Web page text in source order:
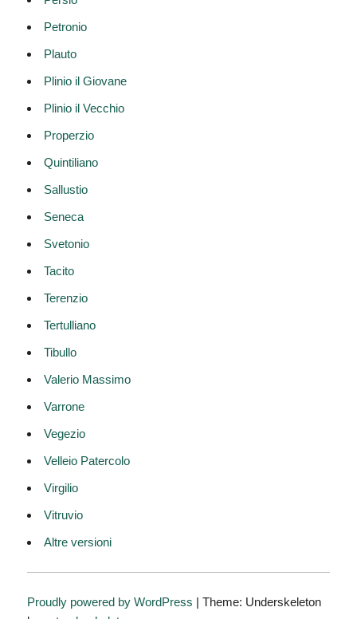
Petronio
Plauto
Plinio il Giovane
Plinio il Vecchio
Properzio
Quintiliano
Sallustio
Seneca
Svetonio
Tacito
Terenzio
Tertulliano
Tibullo
Valerio Massimo
Varrone
Vegezio
Velleio Patercolo
Virgilio
Vitruvio
Altre versioni
Proudly powered by WordPress | Theme: Underskeleton